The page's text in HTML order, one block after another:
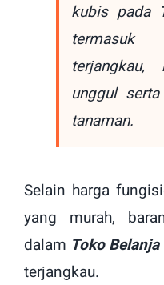
kubis pada
termasuk
unggul
tanaman.
Selain harga
yang murah,
dalam Toko
terjangkau.